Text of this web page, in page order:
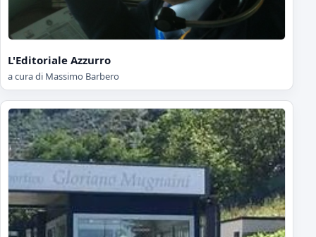
L'Editoriale Azzurro
a cura di Massimo Barbero